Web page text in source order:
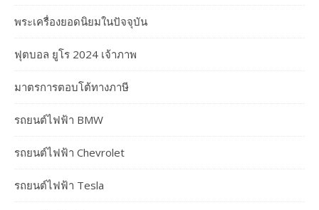
พระเครื่องยอดนิยมในปัจจุบัน
ฟุตบอล ยูโร 2024 เจ้าภาพ
มาตรการตอบโต้ทางภาษี
รถยนต์ไฟฟ้า BMW
รถยนต์ไฟฟ้า Chevrolet
รถยนต์ไฟฟ้า Tesla